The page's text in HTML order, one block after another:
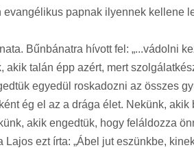
papnak ilyennek kellene
Bűnbánatra hívott fel: „...vádolni
talán épp azért, mert
egyedül roskadozni az összes
ég el az a drága élet. Nekünk,
akik engedtük, hogy feláldozza
ezt írta: „Ábel jut eszünkbe,